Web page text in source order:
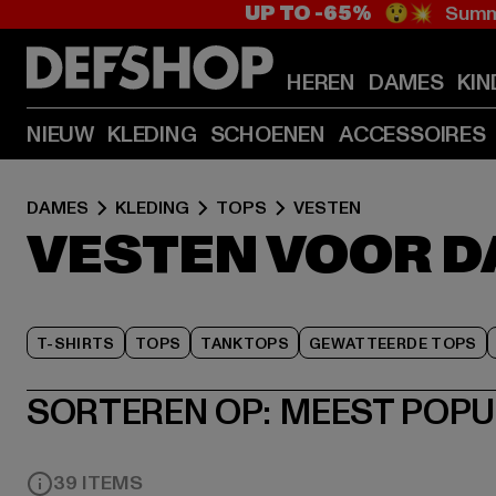
UP TO -65% 😲💥
HEREN DAMES
NIEUW KLEDING SCHOENEN ACCESSOIRES
DAMES KLEDING TOPS VESTEN
VESTEN VOOR
T-SHIRTS TOPS TANKTOPS GEWATTEERDE TOPS
SORTEREN OP: MEEST
39 ITEMS